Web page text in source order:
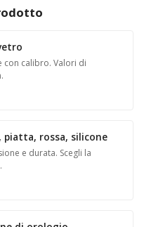
con calibro. Valori di
rossa, silicone
e durata. Scegli la